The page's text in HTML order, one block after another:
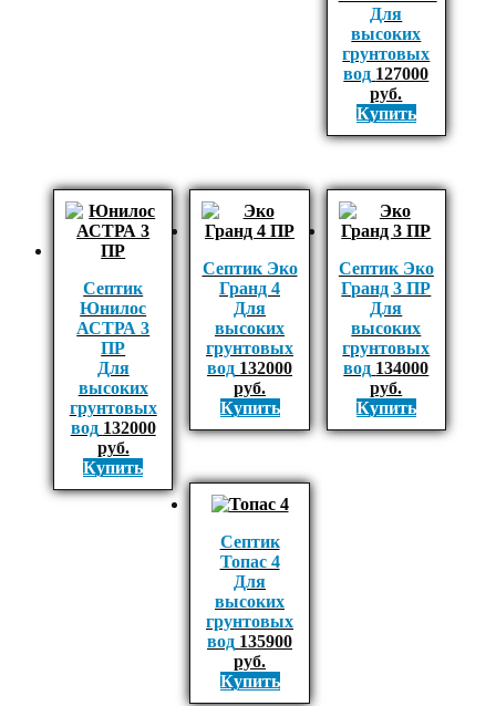
Для
высоких
грунтовых
вод 127000
руб.
Купить
Септик
Юнилос
АСТРА 3
ПР
Для
высоких
грунтовых
вод 132000
руб.
Купить
Септик Эко
Гранд 4
Для
высоких
грунтовых
вод 132000
руб.
Купить
Септик Эко
Гранд 3 ПР
Для
высоких
грунтовых
вод 134000
руб.
Купить
Септик
Топас 4
Для
высоких
грунтовых
вод 135900
руб.
Купить